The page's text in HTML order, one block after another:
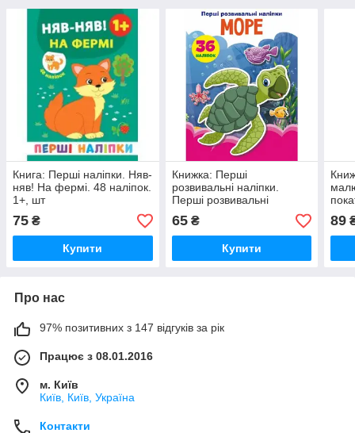
Книга: Перші наліпки. Няв-
няв! На фермі. 48 наліпок.
1+, шт
75 ₴
Купити
Книжка: Перші
розвивальні наліпки.
Перші розвивальні
наліпки. Море. 36 наліпок,
шт
65₴
Купити
89
Про нас
97% позитивних з 147 відгуків за рік
Працює з 08.01.2016
м. Київ
Київ, Київ, Україна
Контакти